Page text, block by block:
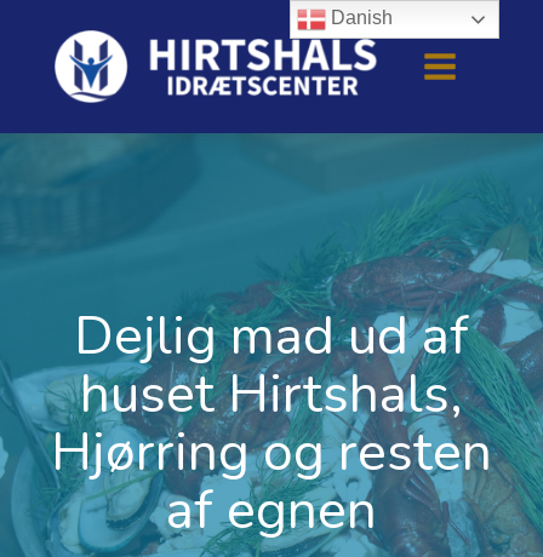
Dejlig mad ud af
huset Hirtshals,
Hjørring og resten
af egnen
Danish